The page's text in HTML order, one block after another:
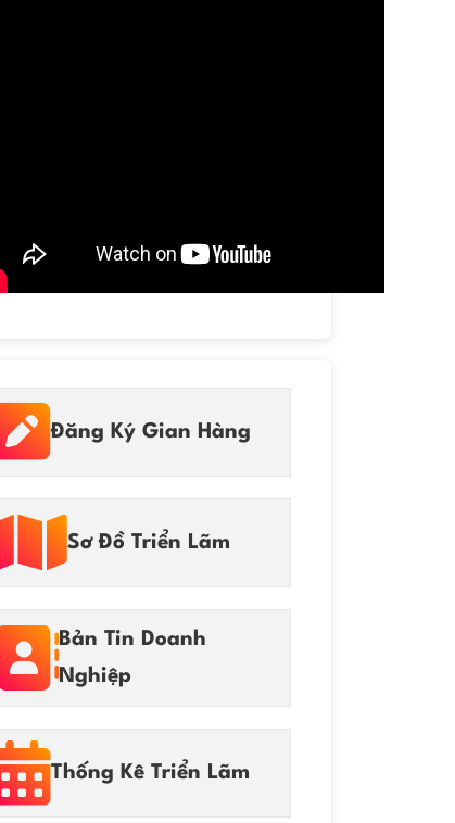
Đăng Ký Gian Hàng
Sơ Đồ Triển Lãm
Bản Tin Doanh
Nghiệp
Thống Kê Triển Lãm